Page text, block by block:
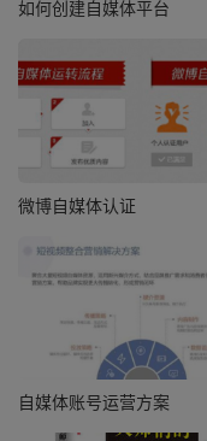
如何创建自媒体平台
微博自媒体认证
自媒体账号运营方案